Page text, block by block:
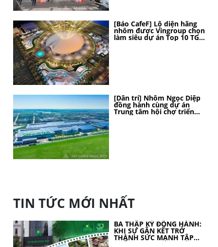
[Báo CafeF] Lộ diện hãng
nhôm được Vingroup chọn
làm siêu dự án Top 10 TG,
[Dân trí] Nhôm Ngọc Diệp
đồng hành cùng dự án
Trung tâm hội chợ triển
TIN TỨC MỚI NHẤT
BA THẬP KỶ ĐỒNG HÀNH:
KHI SỰ GẮN KẾT TRỞ
THÀNH SỨC MẠNH TẬP